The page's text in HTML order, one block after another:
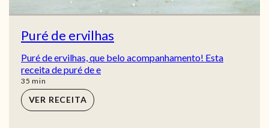
Puré de ervilhas
Puré de ervilhas, que belo acompanhamento! Esta
receita de puré de e
35 min
min
VER RECEITA